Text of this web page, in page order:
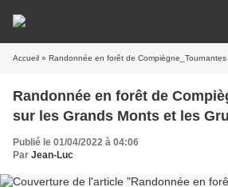
Accueil » Randonnée en forêt de Compiègne_Tournantes sur
Randonnée en forêt de
sur les Grands Monts et les
Publié le 01/04/2022 à 04:06
Par Jean-Luc